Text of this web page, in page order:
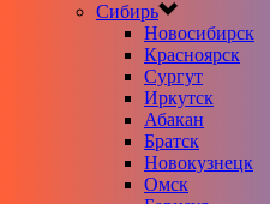
Сибирь
Новосибирск
Красноярск
Сургут
Иркутск
Абакан
Братск
Новокузнецк
Омск